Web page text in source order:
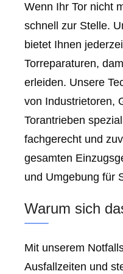
Wenn Ihr Tor nicht
schnell zur Stelle.
bietet Ihnen
Torreparaturen,
erleiden. Unsere
von Industrietoren,
Torantrieben
fachgerecht und
gesamten
und Umgebung für
Warum sich
Mit unserem
Ausfallzeiten und